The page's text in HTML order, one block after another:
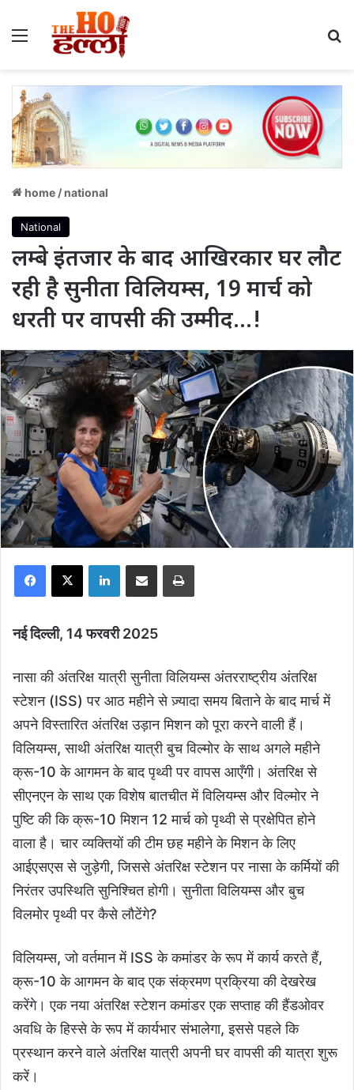
Menu
home /national
National
लम्बे इंतजार के बाद आखिरकार घर लौट
रही है सुनीता विलियम्स, 19 मार्च को
धरती पर वापसी की उम्मीद…!
Facebook
X LinkedInShare via Email Print
नई दिल्ली, 14 फरवरी 2025
नासा की अंतरिक्ष यात्री सुनीता विलियम्स अंतरराष्ट्रीय अंतरिक्ष
स्टेशन (ISS) पर आठ महीने से ज़्यादा समय बिताने के बाद मार्च में
अपने विस्तारित अंतरिक्ष उड़ान मिशन को पूरा करने वाली हैं।
विलियम्स, साथी अंतरिक्ष यात्री बुच विल्मोर के साथ अगले महीने
क्रू-10 के आगमन के बाद पृथ्वी पर वापस आएँगी। अंतरिक्ष से
सीएनएन के साथ एक विशेष बातचीत में विलियम्स और विल्मोर ने
पुष्टि की कि क्रू-10 मिशन 12 मार्च को पृथ्वी से प्रक्षेपित होने
वाला है। चार व्यक्तियों की टीम छह महीने के मिशन के लिए
आईएसएस से जुड़ेगी, जिससे अंतरिक्ष स्टेशन पर नासा के कर्मियों की
निरंतर उपस्थिति सुनिश्चित होगी। सुनीता विलियम्स और बुच
विलमोर पृथ्वी पर कैसे लौटेंगे?
विलियम्स, जो वर्तमान में ISS के कमांडर के रूप में कार्य करते हैं,
क्रू-10 के आगमन के बाद एक संक्रमण प्रक्रिया की देखरेख
करेंगे। एक नया अंतरिक्ष स्टेशन कमांडर एक सप्ताह की हैंडओवर
अवधि के हिस्से के रूप में कार्यभार संभालेगा, इससे पहले कि
प्रस्थान करने वाले अंतरिक्ष यात्री अपनी घर वापसी की यात्रा शुरू
करें।